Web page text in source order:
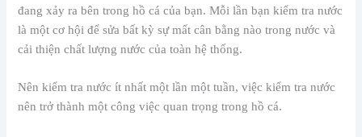
đang xảy ra bên trong hồ cá của bạn. Mỗi lần bạn kiểm tra nước
là một cơ hội để sửa bất kỳ sự mất cân bằng nào trong nước và
cải thiện chất lượng nước của toàn hệ thống.
Nên kiểm tra nước ít nhất một lần một tuần, việc kiểm tra nước
nên trở thành một công việc quan trọng trong hồ cá.